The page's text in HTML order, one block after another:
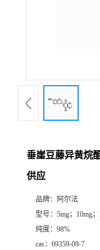
厅垂崖豆藤异黄烷
供应
品牌：
阿尔法
型号： 5mg；10mg
纯度： 98%
cas： 69359-09-7